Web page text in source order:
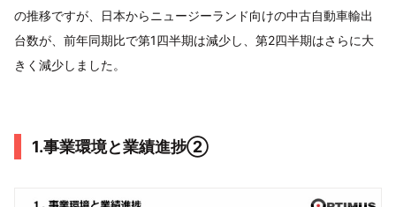
の推移ですが、日本からニュージーランド向けの中古自動車輸出
台数が、前年同期比で第1四半期は減少し、第2四半期はさらに大
きく減少しました。
1.事業環境と業績進捗②